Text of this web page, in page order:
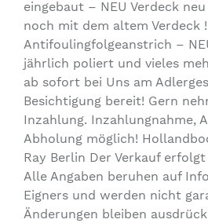
eingebaut – NEU Verdeck
noch mit dem altem Verdeck !
Antifoulingfolgeanstrich –
jährlich poliert und vieles
ab sofort bei Uns am
Besichtigung bereit! Gern
Inzahlung. Inzahlungnahme,
Abholung möglich!
Ray Berlin Der Verkauf
Alle Angaben beruhen auf
Eigners und werden nicht
Änderungen bleiben